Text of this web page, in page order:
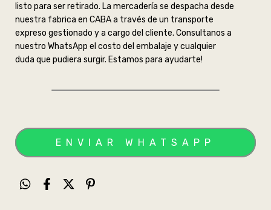
listo para ser retirado. La mercadería se despacha desde
nuestra fabrica en CABA a través de un transporte
expreso gestionado y a cargo del cliente. Consultanos a
nuestro WhatsApp el costo del embalaje y cualquier
duda que pudiera surgir. Estamos para ayudarte!